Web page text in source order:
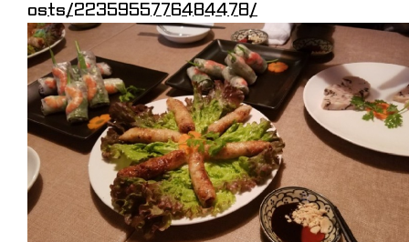
osts/2235955776484478/